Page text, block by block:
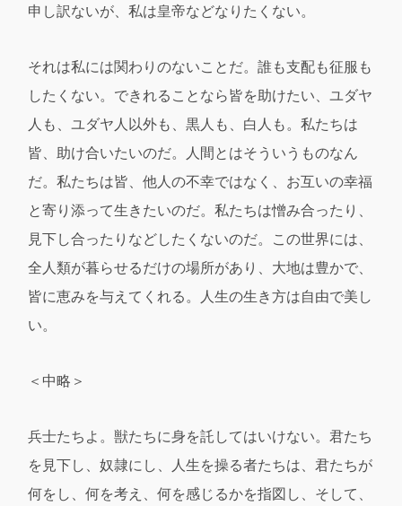
申し訳ないが、私は皇帝などなりたくない。
それは私には関わりのないことだ。誰も支配も征服も
したくない。できれることなら皆を助けたい、ユダヤ
人も、ユダヤ人以外も、黒人も、白人も。私たちは
皆、助け合いたいのだ。人間とはそういうものなん
だ。私たちは皆、他人の不幸ではなく、お互いの幸福
と寄り添って生きたいのだ。私たちは憎み合ったり、
見下し合ったりなどしたくないのだ。この世界には、
全人類が暮らせるだけの場所があり、大地は豊かで、
皆に恵みを与えてくれる。人生の生き方は自由で美し
い。
＜中略＞
兵士たちよ。獣たちに身を託してはいけない。君たち
を見下し、奴隷にし、人生を操る者たちは、君たちが
何をし、何を考え、何を感じるかを指図し、そして、